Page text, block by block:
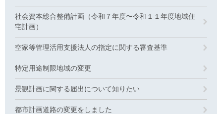
社会資本総合整備計画（令和７年度〜令和１１年度地域住
宅計画）
空家等管理活用支援法人の指定に関する審査基準
特定用途制限地域の変更
景観計画に関する届出について知りたい
都市計画道路の変更をしました